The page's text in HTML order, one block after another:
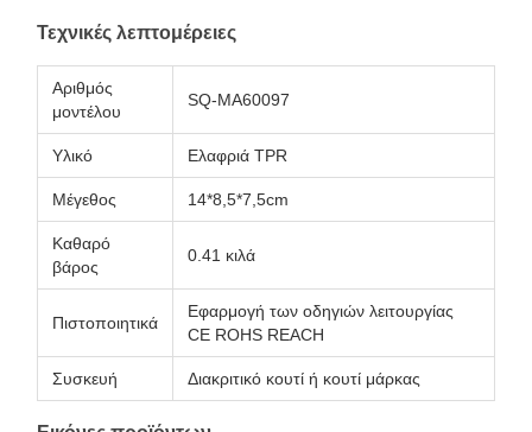
Τεχνικές λεπτομέρειες
Αριθμός
μοντέλου
SQ-MA60097
Υλικό Ελαφριά TPR
Μέγεθος 14*8,5*7,5cm
Καθαρό
βάρος
0.41 κιλά
Πιστοποιητικά
Εφαρμογή των οδηγιών λειτουργίας
CE ROHS REACH
Συσκευή Διακριτικό κουτί ή κουτί μάρκας